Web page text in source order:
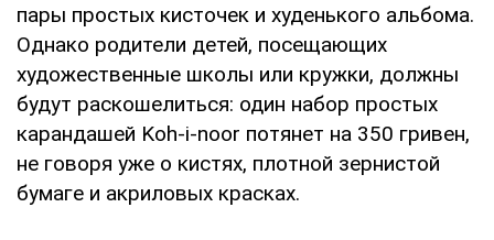
пары простых кисточек и худенького альбома.
Однако родители детей, посещающих
художественные школы или кружки, должны
будут раскошелиться: один набор простых
карандашей Koh-i-noоr потянет на 350 гривен,
не говоря уже о кистях, плотной зернистой
бумаге и акриловых красках.